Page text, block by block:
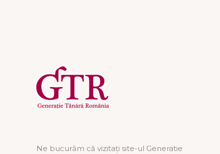
Ne bucurăm că vizitați site-ul Generatie